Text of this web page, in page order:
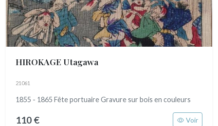
HIROKAGE Utagawa
21061
1855 - 1865 Fête portuaire Gravure sur bois en couleurs
110 € Voir